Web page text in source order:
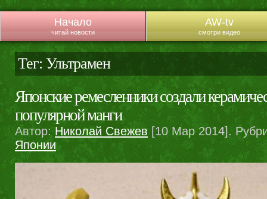
Начало
читай новости
AW-tv
смотри видео
Тег: Ультрамен
Японские ремесленники создали
популярной манги
Автор:Николай Свежев [10 Мар 2014].
Японии